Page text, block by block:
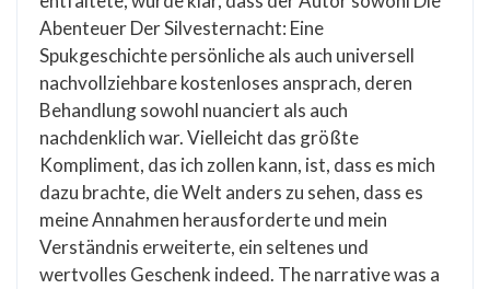
Abenteuer Der Silvesternacht: Eine
Spukgeschichte persönliche als auch universell
nachvollziehbare kostenloses ansprach, deren
Behandlung sowohl nuanciert als auch
nachdenklich war. Vielleicht das größte
Kompliment, das ich zollen kann, ist, dass es mich
dazu brachte, die Welt anders zu sehen, dass es
meine Annahmen herausforderte und mein
Verständnis erweiterte, ein seltenes und
wertvolles Geschenk indeed. The narrative was a